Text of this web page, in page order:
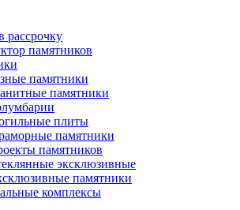
рассрочку
памятников
памятники
памятники
плиты
памятники
памятников
эксклюзивные
памятники
комплексы